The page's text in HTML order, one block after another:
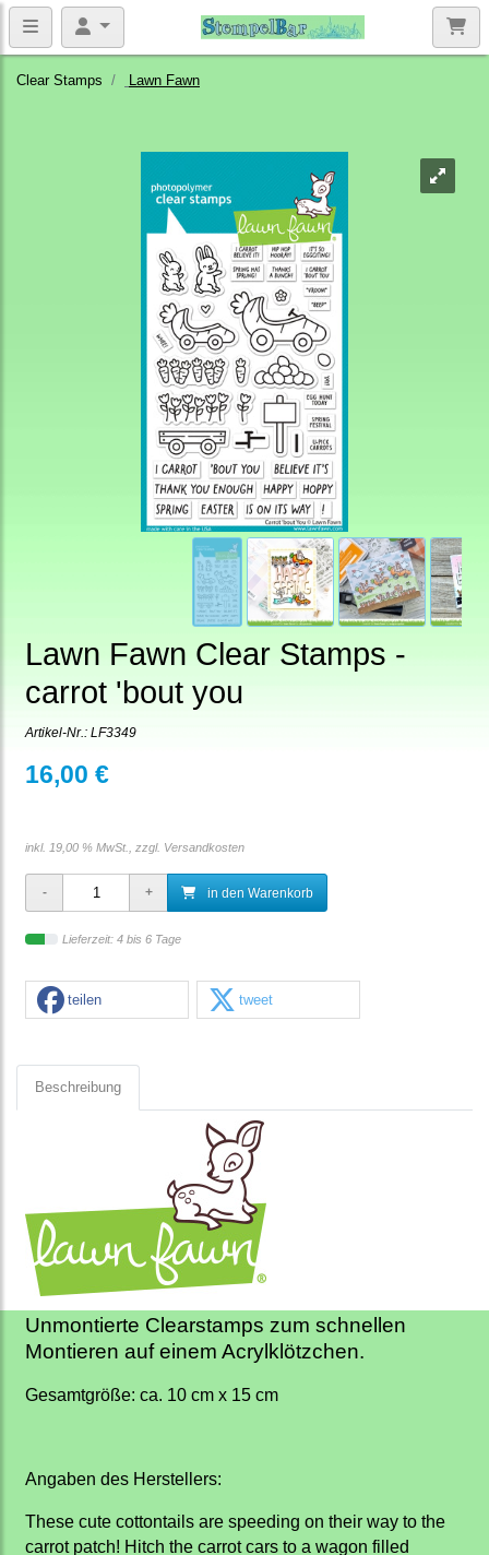
Clear Stamps Lawn Fawn
Lawn Fawn Clear Stamps -
carrot 'bout you
Artikel-Nr.: LF3349
16,00 €
inkl. 19,00 % MwSt., zzgl. Versandkosten
in den Warenkorb
Lieferzeit: 4 bis 6 Tage
teilen tweet
Beschreibung
Unmontierte Clearstamps zum schnellen
Montieren auf einem Acrylklötzchen.
Gesamtgröße: ca. 10 cm x 15 cm
Angaben des Herstellers:
These cute cottontails are speeding on their way to the
carrot patch! Hitch the carrot cars to a wagon filled